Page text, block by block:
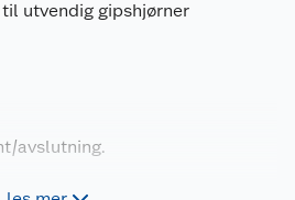
utvendig gipshjørner
avslutning.